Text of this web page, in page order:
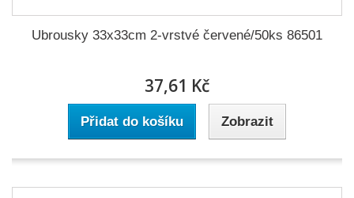
Ubrousky 33x33cm 2-vrstvé červené/50ks 86501
37,61 Kč
Přidat do košíku Zobrazit